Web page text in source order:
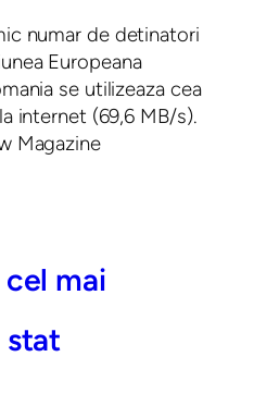
numar de detinatori
Europeana
se utilizeaza cea
internet (69,6 MB/s).
Magazine
mai
stat